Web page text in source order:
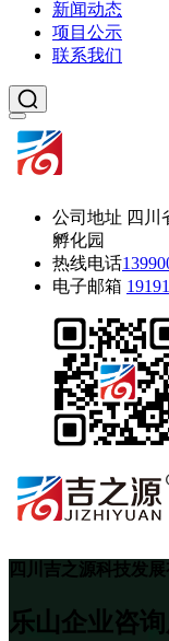
新闻动态
项目公示
联系我们
公司地址 四川
孵化园
热线电话
电子邮箱
四川吉之源科技发展
乐山企业咨